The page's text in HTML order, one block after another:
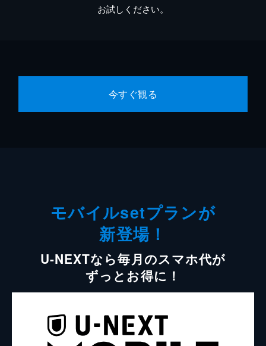
お試しください。
今すぐ観る
モバイルsetプランが
新登場！
U-NEXTなら毎月のスマホ代が
ずっとお得に！